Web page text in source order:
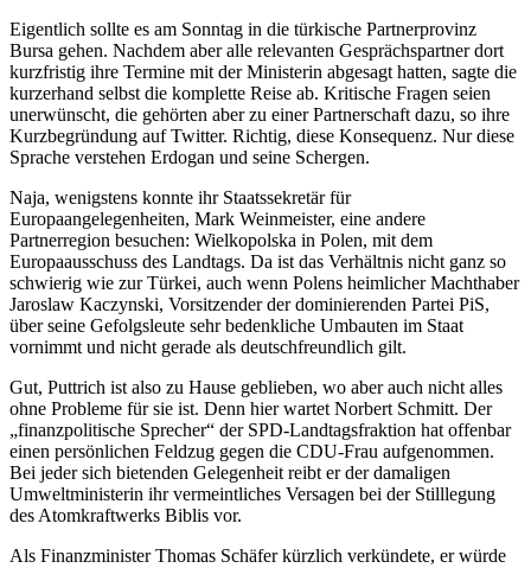
Eigentlich sollte es am Sonntag in die türkische Partnerprovinz
Bursa gehen. Nachdem aber alle relevanten Gesprächspartner dort
kurzfristig ihre Termine mit der Ministerin abgesagt hatten, sagte die
kurzerhand selbst die komplette Reise ab. Kritische Fragen seien
unerwünscht, die gehörten aber zu einer Partnerschaft dazu, so ihre
Kurzbegründung auf Twitter. Richtig, diese Konsequenz. Nur diese
Sprache verstehen Erdogan und seine Schergen.
Naja, wenigstens konnte ihr Staatssekretär für
Europaangelegenheiten, Mark Weinmeister, eine andere
Partnerregion besuchen: Wielkopolska in Polen, mit dem
Europaausschuss des Landtags. Da ist das Verhältnis nicht ganz so
schwierig wie zur Türkei, auch wenn Polens heimlicher Machthaber
Jaroslaw Kaczynski, Vorsitzender der dominierenden Partei PiS,
über seine Gefolgsleute sehr bedenkliche Umbauten im Staat
vornimmt und nicht gerade als deutschfreundlich gilt.
Gut, Puttrich ist also zu Hause geblieben, wo aber auch nicht alles
ohne Probleme für sie ist. Denn hier wartet Norbert Schmitt. Der
„finanzpolitische Sprecher“ der SPD-Landtagsfraktion hat offenbar
einen persönlichen Feldzug gegen die CDU-Frau aufgenommen.
Bei jeder sich bietenden Gelegenheit reibt er der damaligen
Umweltministerin ihr vermeintliches Versagen bei der Stilllegung
des Atomkraftwerks Biblis vor.
Als Finanzminister Thomas Schäfer kürzlich verkündete, er würde